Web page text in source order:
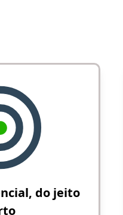
do jeito